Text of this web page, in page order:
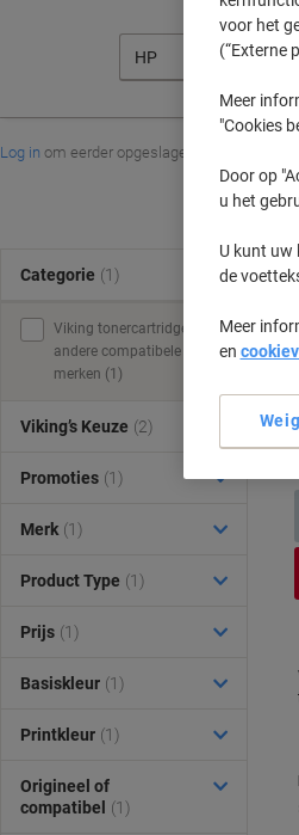
HP
Log in om eerder opgeslagen printers en/of
Categorie (1)
Viking tonercartridges &
andere compatibele
merken (1)
Viking’s Keuze (2)
Promoties (1)
Merk (1)
Product Type (1)
Prijs (1)
Basiskleur (1)
Printkleur (1)
Origineel of
compatibel
(1)
voor het
(“Externe
Meer
"Cookies
Door op
u het
U kunt uw
de
Meer
en